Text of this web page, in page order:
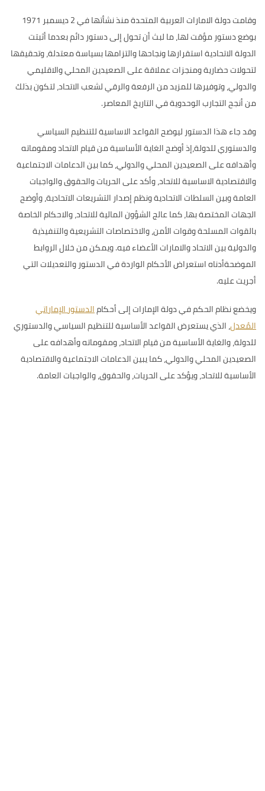
وقامت دولة الامارات العربية المتحدة منذ نشأتها في 2 ديسمبر 1971
بوضع دستور مؤقت لها، ما لبث أن تحول إلى دستور دائم بعدما أثبتت
الدولة الاتحادية استقرارها ونجاحها والتزامها بسياسة معتدلة، وتحقيقها
لتحولات حضارية ومنجزات عملاقة على الصعيدين المحلي والاقليمي
والدولي، وتوفيرها للمزيد من الرفعة والرقي لشعب الاتحاد، لتكون بذلك
من أنجح التجارب الوحدوية في التاريخ المعاصر.
وقد جاء هذا الدستور ليوضح القواعد الاساسية للتنظيم السياسي
والدستوري للدولة،إذ أوضح الغاية الأساسية من قيام الاتحاد ومقوماته
وأهدافه على الصعيدين المحلي والدولي، كما بين الدعامات الاجتماعية
والاقتصادية الاساسية للاتحاد، وأكد على الحريات والحقوق والواجبات
العامة وبين السلطات الاتحادية ونظم إصدار التشريعات الاتحادية، وأوضح
الجهات المختصة بها، كما عالج الشؤون المالية للاتحاد، والاحكام الخاصة
بالقوات المسلحة وقوات الأمن، والاختصاصات التشريعية والتنفيذية
والدولية بين الاتحاد والامارات الأعضاء فيه. ويمكن من خلال الروابط
الموضحةأدناه استعراض الأحكام الواردة في الدستور والتعديلات التي
أجريت عليه.
ويخضع نظام الحكم في دولة الإمارات إلى أحكامالدستور الإماراتي
المُعدل، الذي يستعرض القواعد الأساسية للتنظيم السياسي والدستوري
للدولة، والغاية الأساسية من قيام الاتحاد، ومقوماته وأهدافه على
الصعيدين المحلي والدولي، كما يبين الدعامات الاجتماعية والاقتصادية
الأساسية للاتحاد، ويؤكد على الحريات، والحقوق، والواجبات العامة.